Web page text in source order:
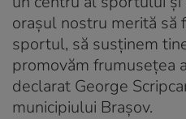
orașul nostru merită să
sportul, să susținem
promovăm frumusețea
declarat George
municipiului Brașov.